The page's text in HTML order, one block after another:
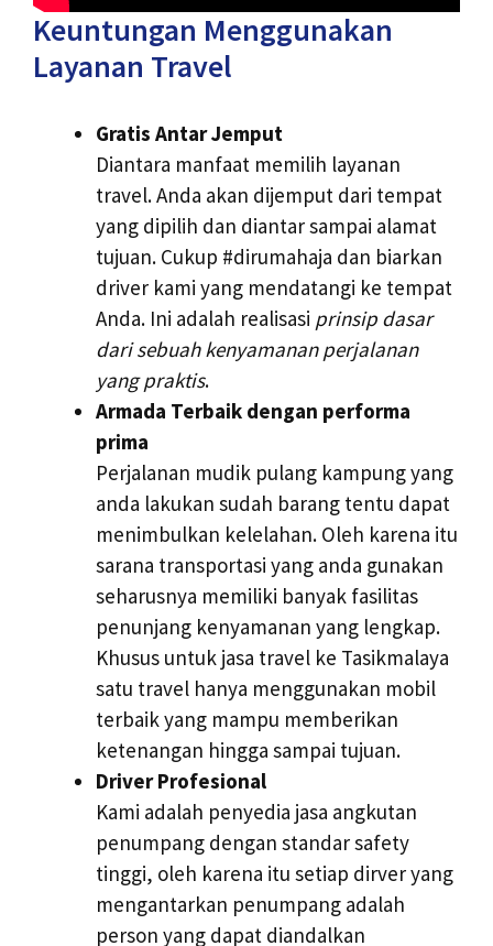
Keuntungan Menggunakan
Layanan Travel
Gratis Antar Jemput
Diantara manfaat memilih layanan
travel. Anda akan dijemput dari tempat
yang dipilih dan diantar sampai alamat
tujuan. Cukup #dirumahaja dan biarkan
driver kami yang mendatangi ke tempat
Anda. Ini adalah realisasi prinsip dasar
dari sebuah kenyamanan perjalanan
yang praktis.
Armada Terbaik dengan performa
prima
Perjalanan mudik pulang kampung yang
anda lakukan sudah barang tentu dapat
menimbulkan kelelahan. Oleh karena itu
sarana transportasi yang anda gunakan
seharusnya memiliki banyak fasilitas
penunjang kenyamanan yang lengkap.
Khusus untuk jasa travel ke Tasikmalaya
satu travel hanya menggunakan mobil
terbaik yang mampu memberikan
ketenangan hingga sampai tujuan.
Driver Profesional
Kami adalah penyedia jasa angkutan
penumpang dengan standar safety
tinggi, oleh karena itu setiap dirver yang
mengantarkan penumpang adalah
person yang dapat diandalkan